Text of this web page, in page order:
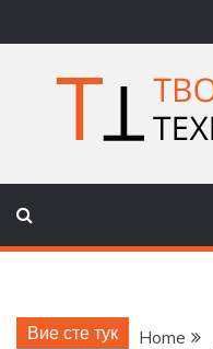
to
content
Вие сте тук Home